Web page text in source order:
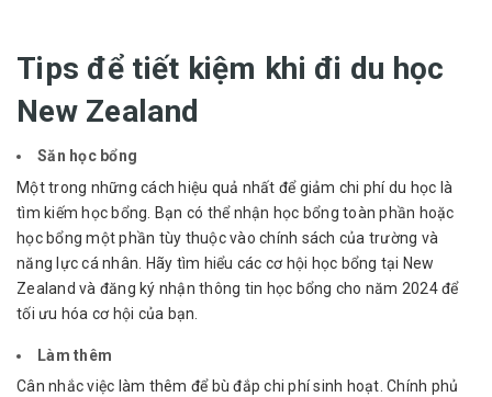
Tips để tiết kiệm khi đi du học
New Zealand
Săn học bổng
Một trong những cách hiệu quả nhất để giảm chi phí du học là
tìm kiếm học bổng. Bạn có thể nhận học bổng toàn phần hoặc
học bổng một phần tùy thuộc vào chính sách của trường và
năng lực cá nhân. Hãy tìm hiểu các cơ hội học bổng tại New
Zealand và đăng ký nhận thông tin học bổng cho năm 2024 để
tối ưu hóa cơ hội của bạn.
Làm thêm
Cân nhắc việc làm thêm để bù đắp chi phí sinh hoạt. Chính phủ